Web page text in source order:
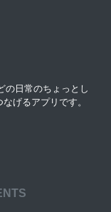
の日常のちょっとし
げるアプリです。